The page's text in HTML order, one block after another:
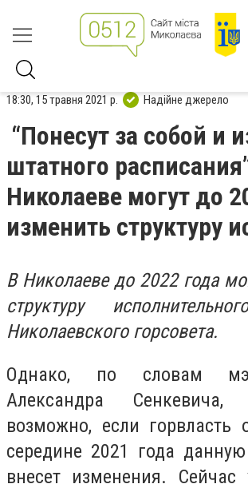
18:30, 15 травня 2021 р. Надійне джерело
“Понесут за собой и
штатного
Николаеве могут до
изменить структуру
В Николаеве до 2022 года
структуру
Николаевского горсовета.
Однако, по словам
Александра
возможно, если горвласть
середине 2021 года данную
внесет изменения. Сейчас